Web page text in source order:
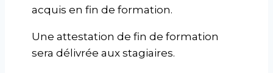
acquis en fin de formation.
Une attestation de fin de formation
sera délivrée aux stagiaires.